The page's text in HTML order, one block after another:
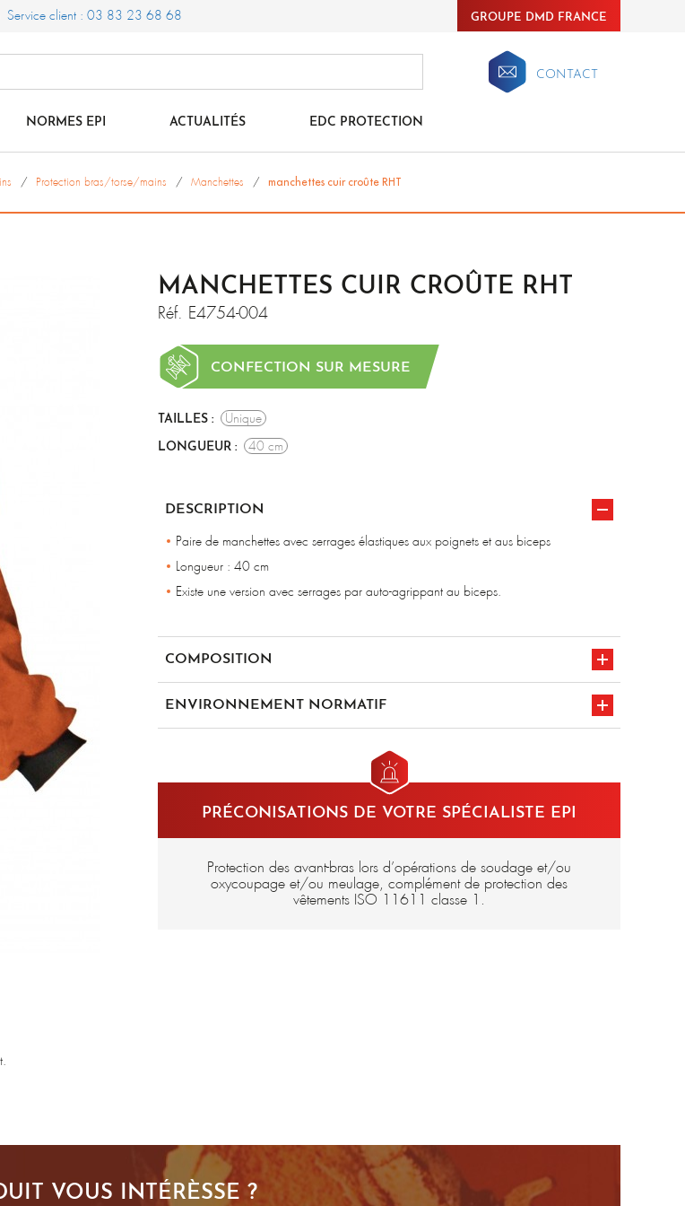
Service client : 03 83 23 68 68 GROUPE DMD FRANCE
CONTACT
NORMES EPI ACTUALITÉS EDC PROTECTION
Protection bras/torse/mains Manchettes manchettes cuir croûte RHT
MANCHETTES CUIR CROÛTE RHT
Réf. E4754-004
CONFECTION SUR MESURE
TAILLES : Unique
LONGUEUR : 40 cm
DESCRIPTION
Paire de manchettes avec serrages élastiques aux poignets et aus biceps
Longueur : 40 cm
Existe une version avec serrages par auto-agrippant au biceps.
COMPOSITION
ENVIRONNEMENT NORMATIF
PRÉCONISATIONS DE VOTRE SPÉCIALISTE EPI
Protection des avant-bras lors d’opérations de soudage et/ou
oxycoupage et/ou meulage, complément de protection des
vêtements ISO 11611 classe 1.
VOUS INTÉRÈSSE ?